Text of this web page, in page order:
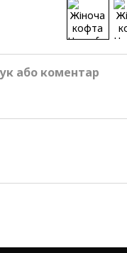
або коментар